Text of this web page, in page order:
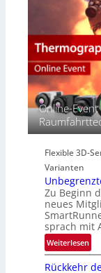
t
s
S
e
i
e
s
-
u
n
d
e
E
A
-
R
e
o
n
s
p
e
c
r
a
l
N
s
‘
Online-
Flexible 3D-
Varianten
Zu Beginn
neues
sprach mit
Weiterlesen:
U
n
Rückkehr